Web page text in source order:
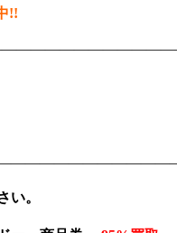
!!
い。